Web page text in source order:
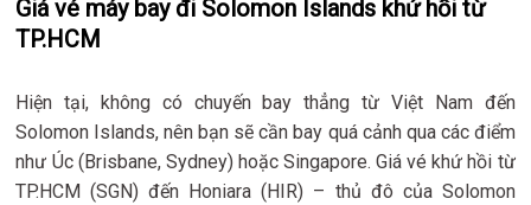
Giá vé máy bay đi Solomon Islands khứ hồi từ
TP.HCM
Hiện tại, không có chuyến bay thẳng từ Việt Nam đến
Solomon Islands, nên bạn sẽ cần bay quá cảnh qua các điểm
như Úc (Brisbane, Sydney) hoặc Singapore. Giá vé khứ hồi từ
TP.HCM (SGN) đến Honiara (HIR) – thủ đô của Solomon